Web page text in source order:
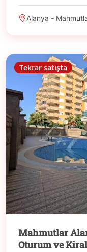
Alanya -
Tekrar satışta
Mahmutlar
Oturum ve